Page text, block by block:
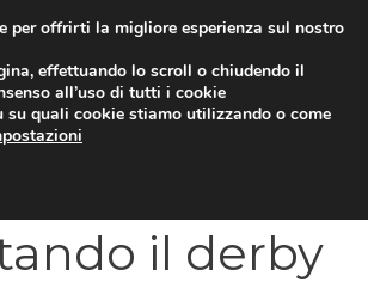
il derby
per offrirti la migliore esperienza sul nostro
effettuando lo scroll o chiudendo il
all’uso di tutti i cookie
su quali cookie stiamo utilizzando o come